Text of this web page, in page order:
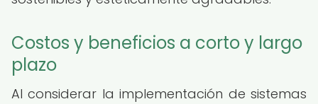
Costos y beneficios a corto y largo
plazo
Al considerar la implementación de sistemas